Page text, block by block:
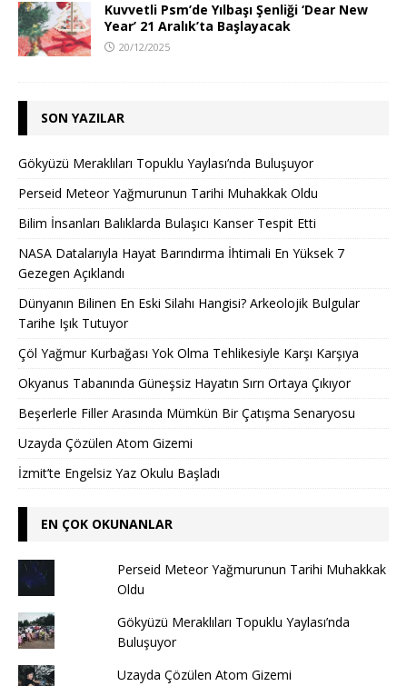
Kuvvetli Psm’de Yılbaşı Şenliği ‘Dear New
Year’ 21 Aralık’ta Başlayacak
20/12/2025
SON YAZILAR
Gökyüzü Meraklıları Topuklu Yaylası’nda Buluşuyor
Perseid Meteor Yağmurunun Tarihi Muhakkak Oldu
Bilim İnsanları Balıklarda Bulaşıcı Kanser Tespit Etti
NASA Datalarıyla Hayat Barındırma İhtimali En Yüksek 7
Gezegen Açıklandı
Dünyanın Bilinen En Eski Silahı Hangisi? Arkeolojik Bulgular
Tarihe Işık Tutuyor
Çöl Yağmur Kurbağası Yok Olma Tehlikesiyle Karşı Karşıya
Okyanus Tabanında Güneşsiz Hayatın Sırrı Ortaya Çıkıyor
Beşerlerle Filler Arasında Mümkün Bir Çatışma Senaryosu
Uzayda Çözülen Atom Gizemi
İzmit’te Engelsiz Yaz Okulu Başladı
EN ÇOK OKUNANLAR
Perseid Meteor Yağmurunun Tarihi Muhakkak
Oldu
Gökyüzü Meraklıları Topuklu Yaylası’nda
Buluşuyor
Uzayda Çözülen Atom Gizemi